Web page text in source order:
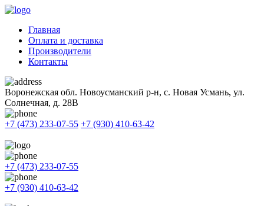
Главная
Оплата и доставка
Производители
Контакты
Воронежская обл. Новоусманский р-н, с. Новая Усмань, ул.
Солнечная, д. 28В
+7 (473) 233-07-55 +7 (930) 410-63-42
+7 (473) 233-07-55
+7 (930) 410-63-42